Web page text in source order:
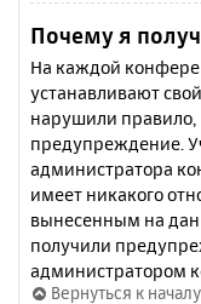
Почему я
На каждой
устанавливают
нарушили
предупреждение.
администратора
имеет никакого
вынесенным на
получили
администратором
Вернуться к началу